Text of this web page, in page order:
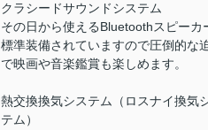
クラシードサウンドシステム
その日から使えるBluetoothスピーカ
標準装備されていますので圧倒的な
で映画や音楽鑑賞も楽しめます。
熱交換換気システム（ロスナイ換気
テム）